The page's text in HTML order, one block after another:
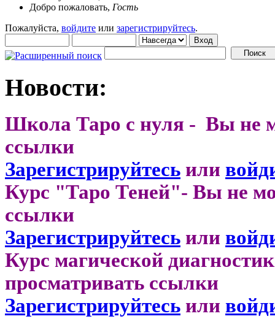
Добро пожаловать, Гость
Пожалуйста, войдите или зарегистрируйтесь.
Новости:
Школа Таро с нуля - Вы не
ссылки
Зарегистрируйтесь или
Курс "Таро Теней"- Вы не
ссылки
Зарегистрируйтесь или
Курс магической
просматривать ссылки
Зарегистрируйтесь или